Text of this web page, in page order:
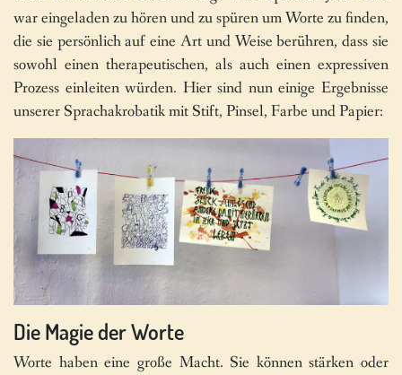
war eingeladen zu hören und zu spüren um Worte zu finden,
die sie persönlich auf eine Art und Weise berühren, dass sie
sowohl einen therapeutischen, als auch einen expressiven
Prozess einleiten würden. Hier sind nun einige Ergebnisse
unserer Sprachakrobatik mit Stift, Pinsel, Farbe und Papier:
Die Magie der Worte
Worte haben eine große Macht. Sie können stärken oder